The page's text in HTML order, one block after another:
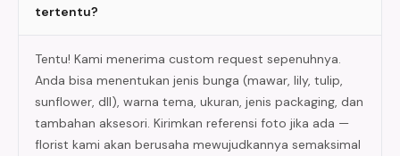
tertentu?
Tentu! Kami menerima custom request sepenuhnya.
Anda bisa menentukan jenis bunga (mawar, lily, tulip,
sunflower, dll), warna tema, ukuran, jenis packaging, dan
tambahan aksesori. Kirimkan referensi foto jika ada —
florist kami akan berusaha mewujudkannya semaksimal